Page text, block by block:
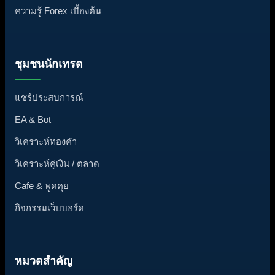
ความรู้ Forex เบื้องต้น
ชุมชนนักเทรด
แชร์ประสบการณ์
EA & Bot
วิเคราะห์ทองคำ
วิเคราะห์คู่เงิน / ตลาด
Cafe & พูดคุย
กิจกรรมเว็บบอร์ด
หมวดสำคัญ